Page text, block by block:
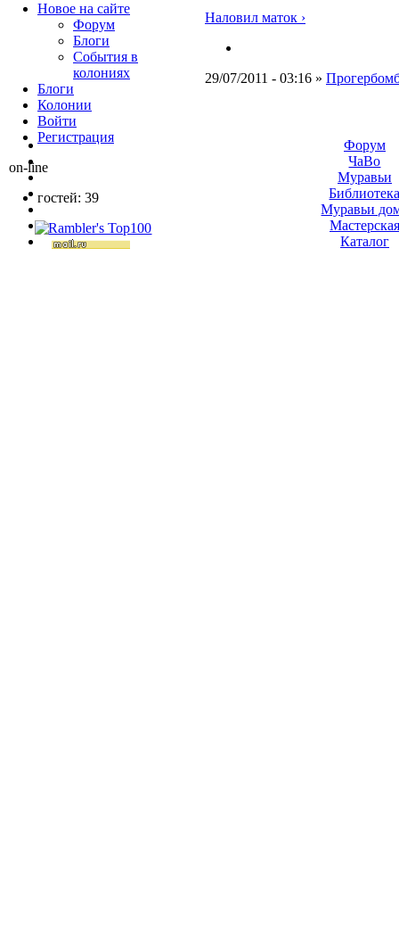
Наловил маток ›
29/07/2011 - 03:16 »
Новое на сайте
Форум
Блоги
События в
колониях
Блоги
Колонии
Войти
Peгиcтpaция
on-line
гостей: 39
Форум
ЧаВо
Муравьи
Муравьи
Мастерская
Каталог